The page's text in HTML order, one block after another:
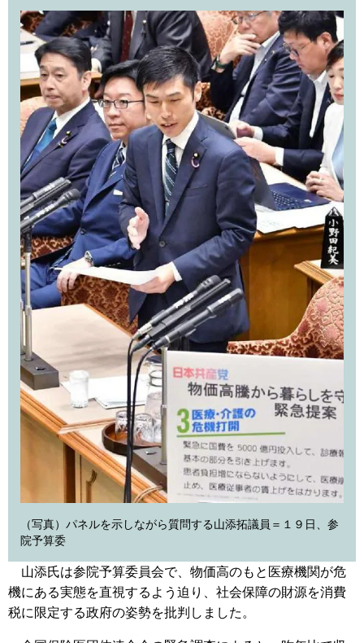
（写真）パネルを示しながら質問する山添拓議員＝１９日、参
院予算委
山添氏は参院予算委員会で、物価高のもと医療機関が危
機にある実態を直視するよう迫り、社会保障の財源を消費
税に限定する政府の姿勢を批判しました。